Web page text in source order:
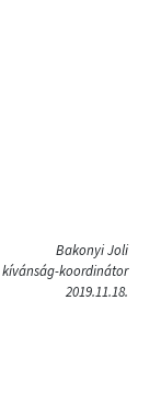
Bakonyi Joli
kívánság-koordinátor
2019.11.18.